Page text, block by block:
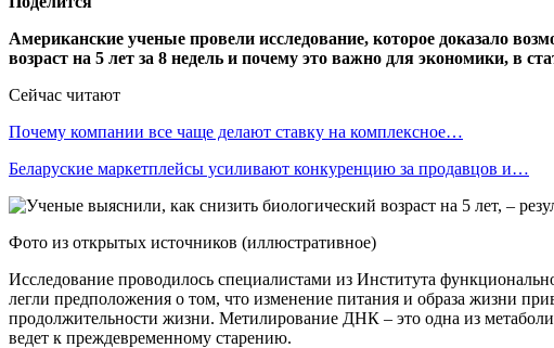
Американские ученые провели исследование, которое доказало
возраст на 5 лет за 8 недель и почему это важно для экономики, в
Сейчас читают
Почему компании все чаще делают ставку на комплексное…
Беларуские маркетплейсы усиливают конкуренцию за продавцов и…
Фото из открытых источников (иллюстративное)
Исследование проводилось специалистами из Института
легли предположения о том, что изменение питания и образа жизни
продолжительности жизни. Метилирование ДНК – это одна из
ведет к преждевременному старению.